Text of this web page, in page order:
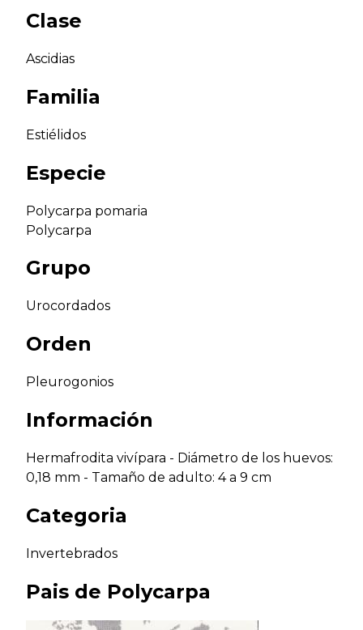
Clase
Ascidias
Familia
Estiélidos
Especie
Polycarpa pomaria
Polycarpa
Grupo
Urocordados
Orden
Pleurogonios
Información
Hermafrodita vivípara - Diámetro de los huevos:
0,18 mm - Tamaño de adulto: 4 a 9 cm
Categoria
Invertebrados
Pais de Polycarpa